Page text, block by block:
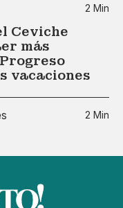
2 Min
Ceviche
más
vacaciones
2 Min